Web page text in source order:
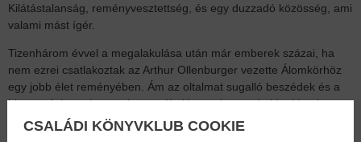
Kilátástalanság, reményvesztettség, és egy duzzadó közösség, ami
valami mást ígér.
Tizenhárom évvel a megalakulása után már emberek százai, ha
nem ezrei csatlakoztak az Arthur Ollenburger vezette Álomkörhöz
egy jobb élet reményében. Ám az oltalmat sugalló beszédek és a
hit sem óvhatnak meg, ha a múlt démonai – egy hajdani barát, egy
régi ellenlábas vagy egy ignorált testvér – visszatérnek, és olyan
CSALÁDI KÖNYVKLUB COOKIE